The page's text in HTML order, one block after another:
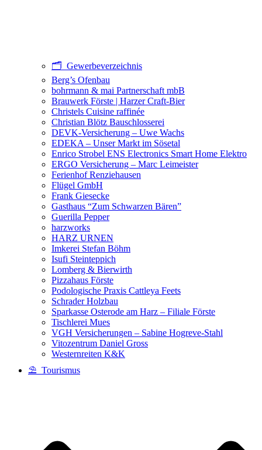
🗂️ Gewerbeverzeichnis
Berg’s Ofenbau
bohrmann & mai Partnerschaft mbB
Brauwerk Förste | Harzer Craft-Bier
Christels Cuisine raffinée
Christian Blötz Bauschlosserei
DEVK-Versicherung – Uwe Wachs
EDEKA – Unser Markt im Sösetal
Enrico Strobel ENS Electronics Smart Home Elektro
ERGO Versicherung – Marc Leimeister
Ferienhof Renziehausen
Flügel GmbH
Frank Giesecke
Gasthaus “Zum Schwarzen Bären”
Guerilla Pepper
harzworks
HARZ URNEN
Imkerei Stefan Böhm
Isufi Steinteppich
Lomberg & Bierwirth
Pizzahaus Förste
Podologische Praxis Cattleya Feets
Schrader Holzbau
Sparkasse Osterode am Harz – Filiale Förste
Tischlerei Mues
VGH Versicherungen – Sabine Hogreve-Stahl
Vitozentrum Daniel Gross
Westernreiten K&K
⛱️ Tourismus